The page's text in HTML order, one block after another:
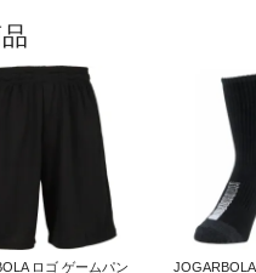
ロゴ ゲームパン